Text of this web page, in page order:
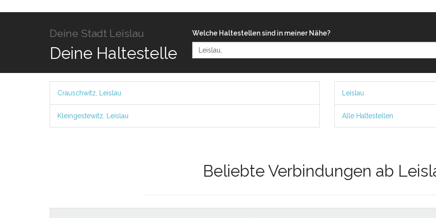
Deine Stadt Leislau
Deine Haltestelle
Welche Haltestellen sind in meiner Nähe?
Crauschwitz, Leislau
Kleingestewitz, Leislau
Leislau
Alle Haltestellen
Beliebte Verbindungen ab